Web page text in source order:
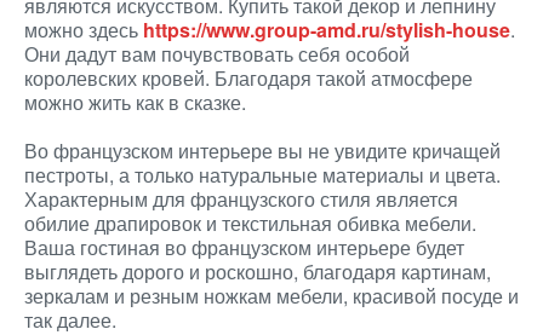
можно здесь https://www.group-amd.ru/stylish-house.
Они дадут вам почувствовать себя особой
королевских кровей. Благодаря такой атмосфере
можно жить как в сказке.
Во французском интерьере вы не увидите кричащей
пестроты, а только натуральные материалы и цвета.
Характерным для французского стиля является
обилие драпировок и текстильная обивка мебели.
Ваша гостиная во французском интерьере будет
выглядеть дорого и роскошно, благодаря картинам,
зеркалам и резным ножкам мебели, красивой посуде и
так далее.